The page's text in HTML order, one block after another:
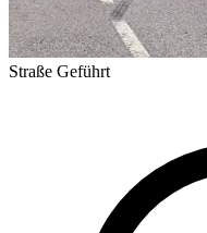
Straße Geführt